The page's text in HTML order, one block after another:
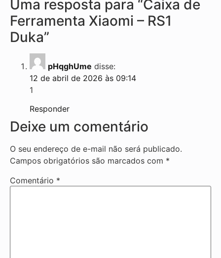
Uma resposta para “Caixa de
Ferramenta Xiaomi – RS1
Duka”
pHqghUme disse:
12 de abril de 2026 às 09:14
1
Responder
Deixe um comentário
O seu endereço de e-mail não será publicado.
Campos obrigatórios são marcados com *
Comentário *